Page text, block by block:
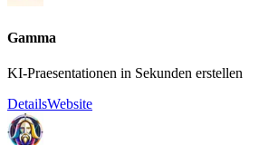
Gamma
KI-Praesentationen in Sekunden erstellen
DetailsWebsite